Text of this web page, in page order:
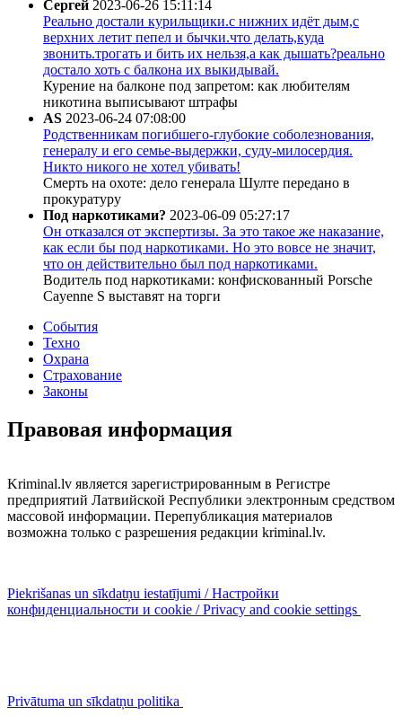
Сергей 2023-06-26 15:11:14
Реально достали курильщики.с нижних идёт дым,с
верхних летит пепел и бычки.что делать,куда
звонить.трогать и бить их нельзя,а как дышать?реально
достало хоть с балкона их выкидывай.
Курение на балконе под запретом: как любителям
никотина выписывают штрафы
AS 2023-06-24 07:08:00
Родственникам погибшего-глубокие соболезнования,
генералу и его семье-выдержки, суду-милосердия.
Никто никого не хотел убивать!
Смерть на охоте: дело генерала Шулте передано в
прокуратуру
Под наркотиками? 2023-06-09 05:27:17
Он отказался от экспертизы. За это такое же наказание,
как если бы под наркотиками. Но это вовсе не значит,
что он действительно был под наркотиками.
Водитель под наркотиками: конфискованный Porsche
Cayenne S выставят на торги
События
Техно
Охрана
Страхование
Законы
Правовая информация
Kriminal.lv является зарегистрированным в Регистре
предприятий Латвийской Республики электронным средством
массовой информации. Перепубликация материалов
возможна только с разрешения редакции kriminal.lv.
Piekrišanas un sīkdatņu iestatījumi / Настройки
конфиденциальности и cookie / Privacy and cookie settings
Privātuma un sīkdatņu politika